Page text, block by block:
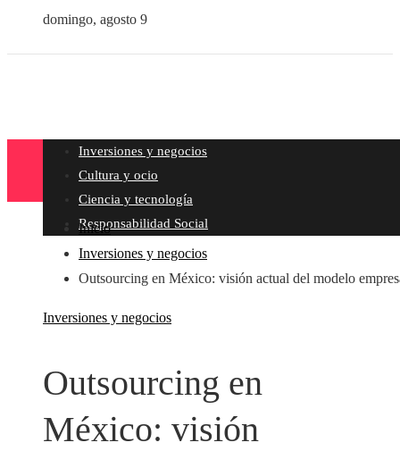
domingo, agosto 9
Inversiones y negocios
Cultura y ocio
Ciencia y tecnología
Responsabilidad Social
Inicio
Inversiones y negocios
Outsourcing en México: visión actual del modelo
Inversiones y negocios
Outsourcing en
México: visión